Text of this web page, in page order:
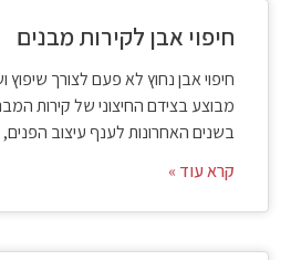
חיפוי אבן לקירות מבנים
חיפוי אבן נחוץ לא פעם לצורך שיפוץ
מבוצע בצידם החיצוני של קירות
בשנים האחרונות לענף עיצוב
קרא עוד »